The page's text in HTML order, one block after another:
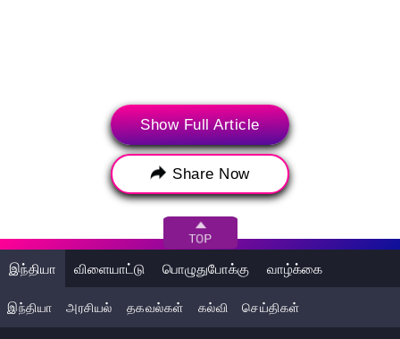
(ட்விட்டர், இன்ஸ்டாகிராம் மற்றும் யூடியூப் உள்ளிட்ட சமூக ஊடக
உலகின் சமீபத்திய முக்கிய செய்திகள், வைரல் செய்திகளை
சோசியலி (SocialLY) உங்களுக்குக் கொண்டு வருகின்றன. மேலே
உள்ள இடுகை நேரடியாக ஒரு பயனரின் சமூக ஊடக
கணக்கிலிருந்து உட்பொதிக்கப்பட்டது. லேட்டஸ்ட்லி
பணியாளர்கள் இந்த தகவலை திருத்தவில்லை அல்லது
மாற்றவில்லை. சமூக ஊடக இடுகைகளில் தோன்றும்
கருத்துக்கள் மற்றும் உண்மைகள் லேட்டஸ்ட்லி கருத்துகளைப்
Show Full Article
Share Now
இந்தியா விளையாட்டு பொழுதுபோக்கு வாழ்க்கை
இந்தியா அரசியல் தகவல்கள் கல்வி செய்திகள்